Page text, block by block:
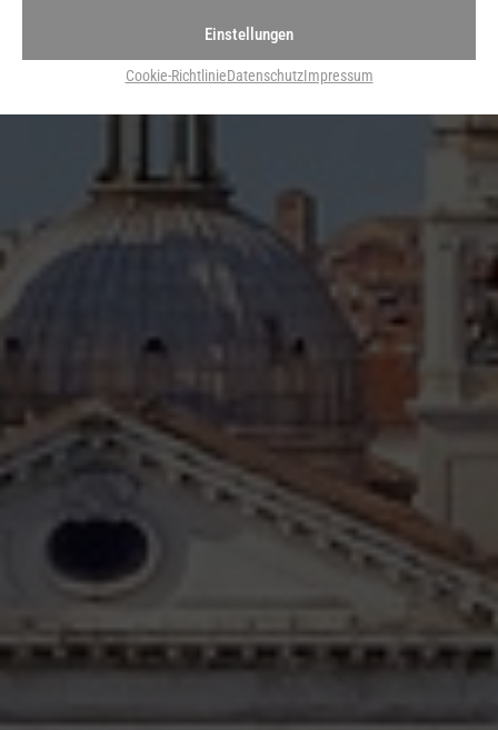
Einstellungen
Cookie-RichtlinieDatenschutzImpressum